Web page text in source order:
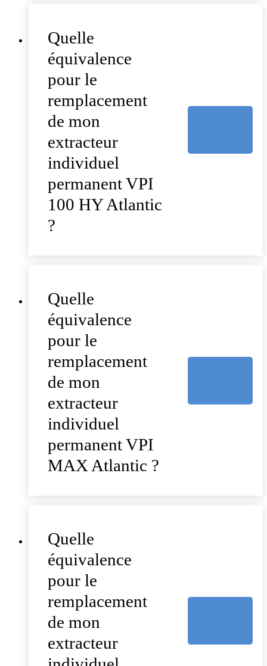
Quelle
équivalence
pour le
remplacement
de mon
extracteur
individuel
permanent VPI
100 HY Atlantic
?
Quelle
équivalence
pour le
remplacement
de mon
extracteur
individuel
permanent VPI
MAX Atlantic ?
Quelle
équivalence
pour le
remplacement
de mon
extracteur